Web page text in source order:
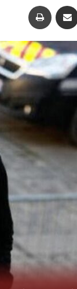
لينكدإن مشاركة عبر البريد